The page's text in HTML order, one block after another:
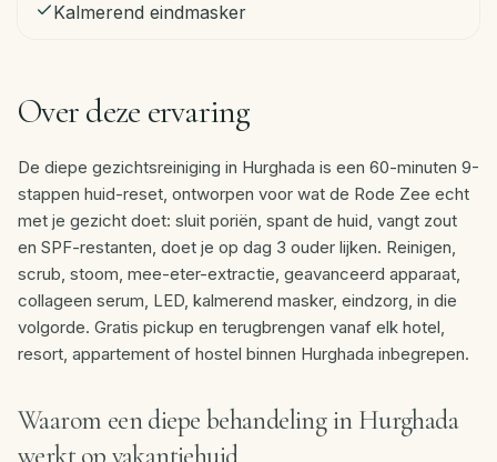
Kalmerend eindmasker
Over deze ervaring
De diepe gezichtsreiniging in Hurghada is een 60-minuten 9-
stappen huid-reset, ontworpen voor wat de Rode Zee echt
met je gezicht doet: sluit poriën, spant de huid, vangt zout
en SPF-restanten, doet je op dag 3 ouder lijken. Reinigen,
scrub, stoom, mee-eter-extractie, geavanceerd apparaat,
collageen serum, LED, kalmerend masker, eindzorg, in die
volgorde. Gratis pickup en terugbrengen vanaf elk hotel,
resort, appartement of hostel binnen Hurghada inbegrepen.
Waarom een diepe behandeling in Hurghada